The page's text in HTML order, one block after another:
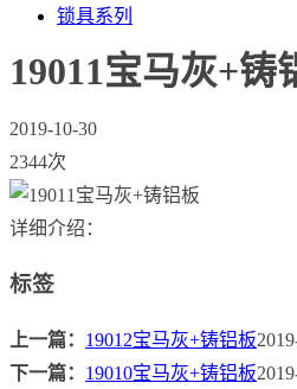
锁具系列
19011宝马灰+铸
2019-10-30
2344次
详细介绍：
标签
上一篇： 19012宝马灰+铸铝板
下一篇： 19010宝马灰+铸铝板